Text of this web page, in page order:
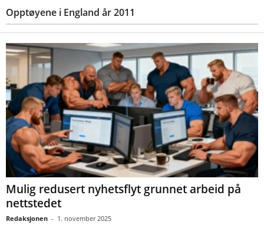
Opptøyene i England år 2011
Mulig redusert nyhetsflyt grunnet arbeid på
nettstedet
Redaksjonen - 1. november 2025